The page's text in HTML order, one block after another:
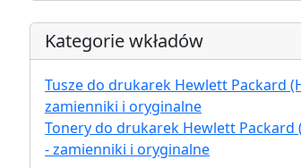
Kategorie wkładów
Tusze do drukarek Hewlett Packard
zamienniki i oryginalne
Tonery do drukarek Hewlett Packard
- zamienniki i oryginalne